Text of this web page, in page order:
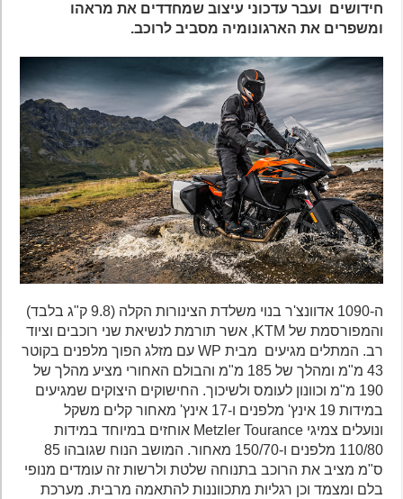
חידושים ועבר עדכוני עיצוב שמחדדים את מראהו
ומשפרים את הארגונומיה מסביב לרוכב.
ה-1090 אדוונצ'ר בנוי משלדת הצינורות הקלה (9.8 ק"ג בלבד)
והמפורסמת של KTM, אשר תורמת לנשיאת שני רוכבים וציוד
רב. המתלים מגיעים מבית WP עם מזלג הפוך מלפנים בקוטר
43 מ"מ ומהלך של 185 מ"מ והבולם האחורי מציע מהלך של
190 מ"מ וכוונון לעומס ולשיכוך. החישוקים היצוקים שמגיעים
במידות 19 אינץ' מלפנים ו-17 אינץ' מאחור קלים משקל
ונועלים צמיגי Metzler Tourance אוחזים במיוחד במידות
110/80 מלפנים ו-150/70 מאחור. המושב הנוח שגובהו 85
ס"מ מציב את הרוכב בתנוחה שלטת ולרשות זה עומדים מנופי
בלם ומצמד וכן רגליות מתכווננות להתאמה מרבית. מערכת